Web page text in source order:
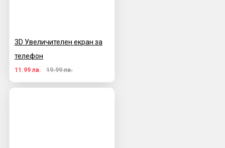
3D Увеличителен екран за
телефон
11.99 лв. 19.99 лв.